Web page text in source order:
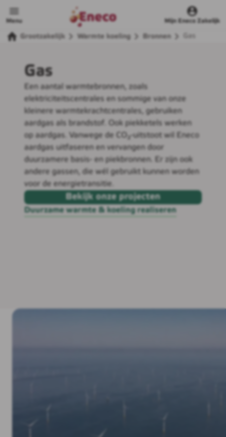
Menu Mijn Eneco Zakelijk
Grootzakelijk Warmte koeling Bronnen
Gas
Een aantal warmtebronnen, zoals
elektriciteitscentrales en sommige van onze
kleinere warmtekrachtcentrales, gebruiken
aardgas als brandstof. Ook piekketels werken
op aardgas. Vanwege de CO₂-uitstoot wil Eneco
aardgas uitfaseren en vervangen door
duurzamere basis- en piekbronnen. Er zijn ook
andere gassen, die wél gebruikt kunnen worden
voor de energietransitie.
Bekijk onze projecten
Duurzame warmte & koeling realiseren